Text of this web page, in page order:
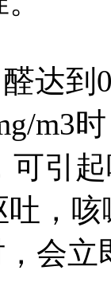
达到
m3
可引
，
会